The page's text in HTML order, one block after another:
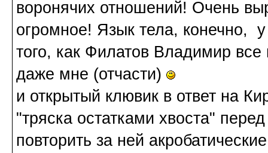
воронячих отношений! Очень
огромное! Язык тела, конечно,
того, как Филатов Владимир
даже мне (отчасти)
и открытый клювик в ответ на
"тряска остатками хвоста"
повторить за ней